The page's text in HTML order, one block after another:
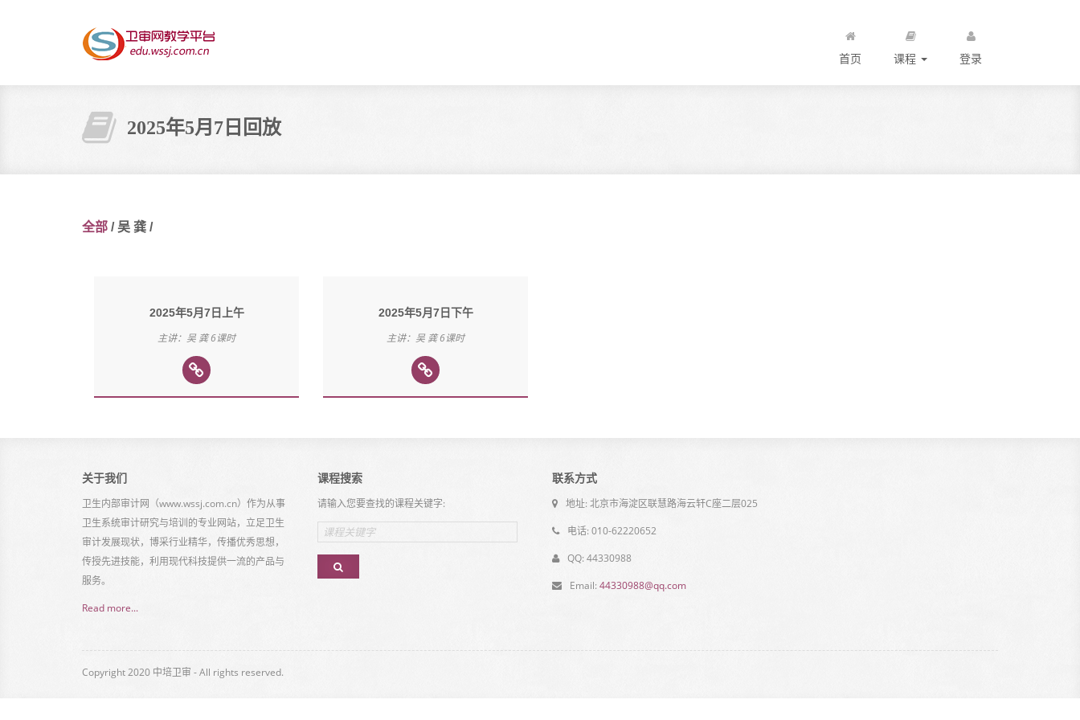
首页 课程 登录
2025年5月7日回放
全部 / 吴 龚 /
2025年5月7日上午
主讲：吴 龚 6课时
2025年5月7日下午
主讲：吴 龚 6课时
关于我们
卫生内部审计网（www.wssj.com.cn）作为从事
卫生系统审计研究与培训的专业网站，立足卫生
审计发展现状，博采行业精华，传播优秀思想，
传授先进技能，利用现代科技提供一流的产品与
服务。
Read more...
课程搜索
请输入您要查找的课程关键字:
Email
address
联系方式
地址: 北京市海淀区联慧路海云轩C座二层025
电话: 010-62220652
QQ: 44330988
Email: 44330988@qq.com
Copyright 2020 中培卫审 - All rights reserved.